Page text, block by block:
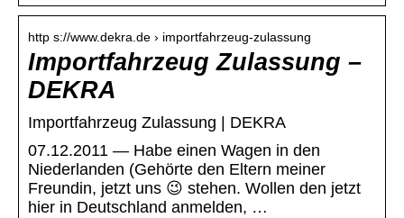
http s://www.dekra.de › importfahrzeug-zulassung
Importfahrzeug Zulassung –
DEKRA
Importfahrzeug Zulassung | DEKRA
07.12.2011 — Habe einen Wagen in den
Niederlanden (Gehörte den Eltern meiner
Freundin, jetzt uns 😉 stehen. Wollen den jetzt
hier in Deutschland anmelden, …